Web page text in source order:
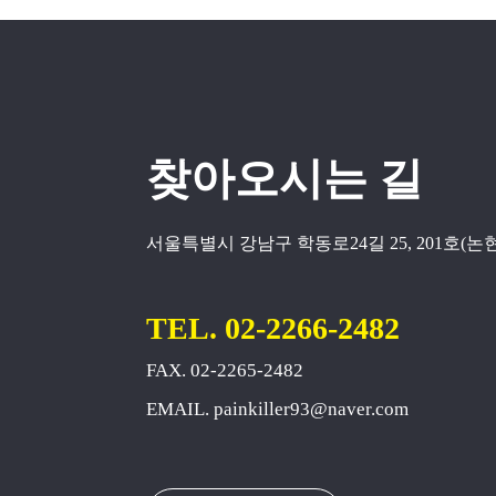
찾아오시는 길
서울특별시 강남구 학동로24길 25, 201호(논
TEL. 02-2266-2482
FAX. 02-2265-2482
EMAIL. painkiller93@naver.com